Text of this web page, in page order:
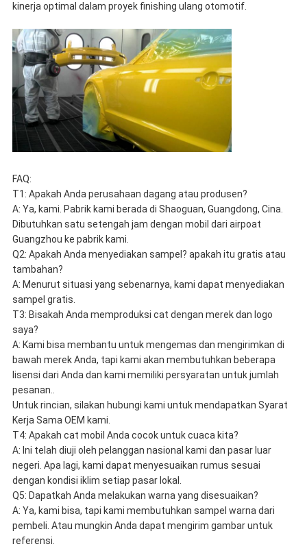
kinerja optimal dalam proyek finishing ulang otomotif.
FAQ:
T1: Apakah Anda perusahaan dagang atau produsen?
A: Ya, kami. Pabrik kami berada di Shaoguan, Guangdong, Cina.
Dibutuhkan satu setengah jam dengan mobil dari airpoat
Guangzhou ke pabrik kami.
Q2: Apakah Anda menyediakan sampel? apakah itu gratis atau
tambahan?
A: Menurut situasi yang sebenarnya, kami dapat menyediakan
sampel gratis.
T3: Bisakah Anda memproduksi cat dengan merek dan logo
saya?
A: Kami bisa membantu untuk mengemas dan mengirimkan di
bawah merek Anda, tapi kami akan membutuhkan beberapa
lisensi dari Anda dan kami memiliki persyaratan untuk jumlah
pesanan..
Untuk rincian, silakan hubungi kami untuk mendapatkan Syarat
Kerja Sama OEM kami.
T4: Apakah cat mobil Anda cocok untuk cuaca kita?
A: Ini telah diuji oleh pelanggan nasional kami dan pasar luar
negeri. Apa lagi, kami dapat menyesuaikan rumus sesuai
dengan kondisi iklim setiap pasar lokal.
Q5: Dapatkah Anda melakukan warna yang disesuaikan?
A: Ya, kami bisa, tapi kami membutuhkan sampel warna dari
pembeli. Atau mungkin Anda dapat mengirim gambar untuk
referensi.